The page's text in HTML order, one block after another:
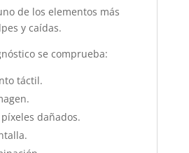
de los elementos más
y caídas.
se comprueba:
táctil.
dañados.